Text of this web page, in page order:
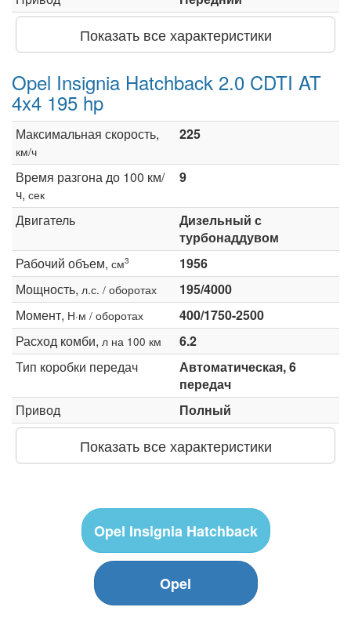
Показать все характеристики
Opel Insignia Hatchback 2.0 CDTI AT
4x4 195 hp
Максимальная скорость,
км/ч
225
Время разгона до 100 км/
ч, сек
9
Двигатель
Дизельный с
турбонаддувом
Рабочий объем, см3
1956
Мощность, л.с. / оборотах
195/4000
Момент, Н·м / оборотах
400/1750-2500
Расход комби, л на 100 км
6.2
Тип коробки передач
Автоматическая, 6
передач
Привод
Полный
Показать все характеристики
Opel Insignia Hatchback
Opel